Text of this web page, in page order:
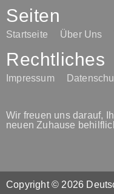
Seiten
Startseite Über Uns
Rechtliches
Impressum
Wir freuen uns darauf,
neuen Zuhause
Copyright © 2026